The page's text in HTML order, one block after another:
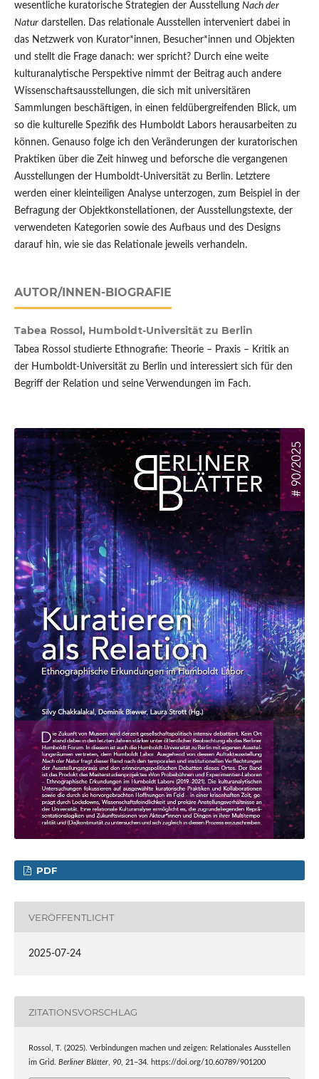
wesentliche kuratorische Strategien der Ausstellung Nach der
Naturdarstellen. Das relationale Ausstellen interveniert dabei in
das Netzwerk von Kurator*innen, Besucher*innen und Objekten
und stellt die Frage danach: wer spricht? Durch eine weite
kulturanalytische Perspektive nimmt der Beitrag auch andere
Wissenschaftsausstellungen, die sich mit universitären
Sammlungen beschäftigen, in einen feldübergreifenden Blick, um
so die kulturelle Spezifik des Humboldt Labors herausarbeiten zu
können. Genauso folge ich den Veränderungen der kuratorischen
Praktiken über die Zeit hinweg und beforsche die vergangenen
Ausstellungen der Humboldt-Universität zu Berlin. Letztere
werden einer kleinteiligen Analyse unterzogen, zum Beispiel in der
Befragung der Objektkonstellationen, der Ausstellungstexte, der
verwendeten Kategorien sowie des Aufbaus und des Designs
darauf hin, wie sie das Relationale jeweils verhandeln.
AUTOR/INNEN-BIOGRAFIE
Tabea Rossol, Humboldt-Universität zu Berlin
Tabea Rossol studierte Ethnografie: Theorie – Praxis – Kritik an
der Humboldt-Universität zu Berlin und interessiert sich für den
Begriff der Relation und seine Verwendungen im Fach.
PDF
VERÖFFENTLICHT
2025-07-24
ZITATIONSVORSCHLAG
Rossol, T. (2025). Verbindungen machen und zeigen: Relationales Ausstellen
im Grid. Berliner Blätter, 90, 21–34. https://doi.org/10.60789/901200